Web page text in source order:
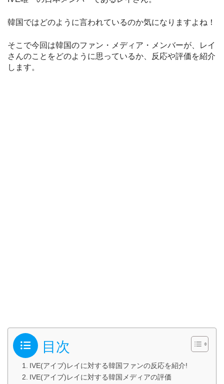
韓国ではどのように言われているのか気になりますよね！
そこで今回は韓国のファン・メディア・メンバーが、レイ
さんのことをどのように思っているか、反応や評価を紹介
します。
目次
IVE(アイブ)レイに対する韓国ファンの反応を紹介!
IVE(アイブ)レイに対する韓国メディアの評価